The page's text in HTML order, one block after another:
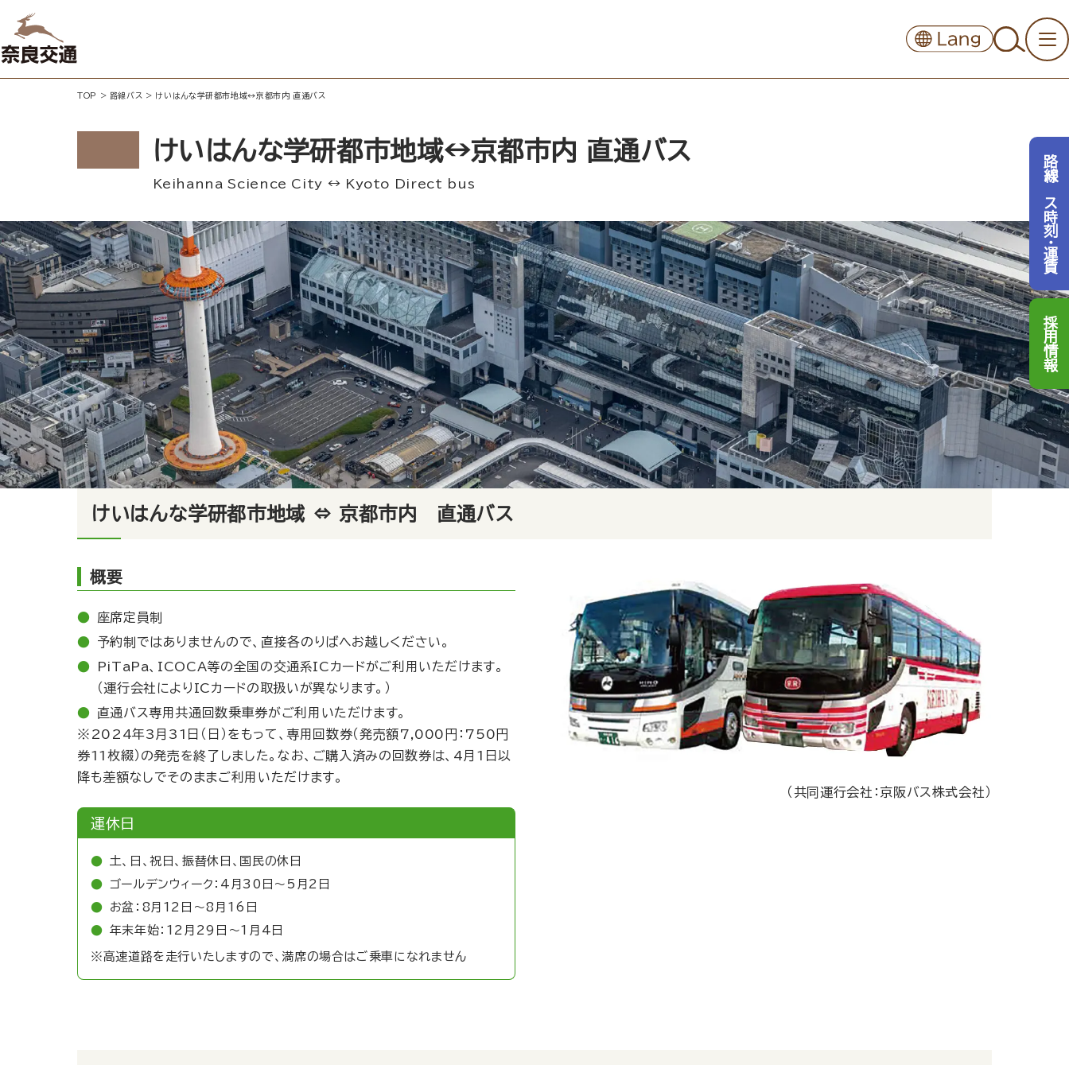
路線バス時刻・運賃
採用情報
TOP > 路線バス > けいはんな学研都市地域↔京都市内 直通バス
けいはんな学研都市地域↔京都市内 直通バス
けいはんな学研都市地域 ⇔ 京都市内 直通バス
概要
座席定員制
予約制ではありませんので、直接各のりばへお越しください。
PiTaPa、ICOCA等の全国の交通系ICカードがご利用いただけます。
（運行会社によりICカードの取扱いが異なります。）
直通バス専用共通回数乗車券がご利用いただけます。
※2024年3月31日（日）をもって、専用回数券（発売額7,000円：750円
券11枚綴）の発売を終了しました。なお、ご購入済みの回数券は、4月1日以
降も差額なしでそのままご利用いただけます。
運休日
土、日、祝日、振替休日、国民の休日
ゴールデンウィーク：4月30日～5月2日
お盆：8月12日～8月16日
年末年始：12月29日～1月4日
※高速道路を走行いたしますので、満席の場合はご乗車になれません
（共同運行会社：京阪バス株式会社）